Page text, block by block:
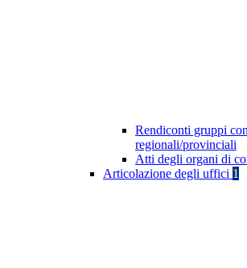
Rendiconti gruppi
regionali/provinciali
Atti degli organi di
Articolazione degli uffici 1